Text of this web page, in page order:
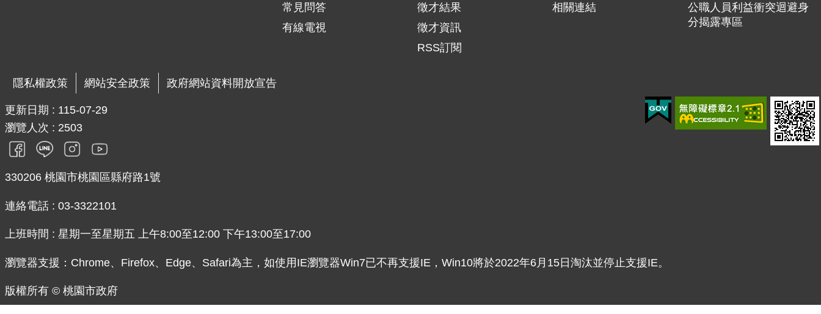
常見問答
有線電視
徵才結果
徵才資訊
RSS訂閱
相關連結
公職人員利益衝突迴避身
分揭露專區
隱私權政策 網站安全政策 政府網站資料開放宣告
更新日期
115-07-29
瀏覽人次
2503
330206 桃園市桃園區縣府路1號
連絡電話 : 03-3322101
上班時間 : 星期一至星期五 上午8:00至12:00 下午13:00至17:00
瀏覽器支援：Chrome、Firefox、Edge、Safari為主，如使用IE瀏覽器Win7已不再支援IE，Win10將於2022年6月15日淘汰並停止支援IE。
版權所有 © 桃園市政府